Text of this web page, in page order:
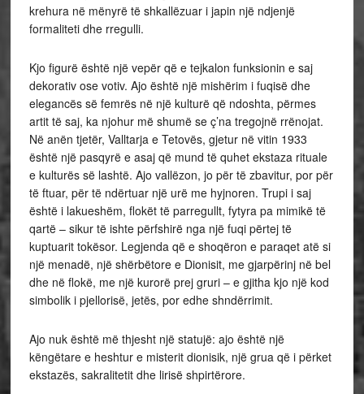
krehura në mënyrë të shkallëzuar i japin një ndjenjë
formaliteti dhe rregulli.
Kjo figurë është një vepër që e tejkalon funksionin e saj
dekorativ ose votiv. Ajo është një mishërim i fuqisë dhe
elegancës së femrës në një kulturë që ndoshta, përmes
artit të saj, ka njohur më shumë se ç’na tregojnë rrënojat.
Në anën tjetër, Valltarja e Tetovës, gjetur në vitin 1933
është një pasqyrë e asaj që mund të quhet ekstaza rituale
e kulturës së lashtë. Ajo vallëzon, jo për të zbavitur, por për
të ftuar, për të ndërtuar një urë me hyjnoren. Trupi i saj
është i lakueshëm, flokët të parregullt, fytyra pa mimikë të
qartë – sikur të ishte përfshirë nga një fuqi përtej të
kuptuarit tokësor. Legjenda që e shoqëron e paraqet atë si
një menadë, një shërbëtore e Dionisit, me gjarpërinj në bel
dhe në flokë, me një kurorë prej gruri – e gjitha kjo një kod
simbolik i pjellorisë, jetës, por edhe shndërrimit.
Ajo nuk është më thjesht një statujë: ajo është një
këngëtare e heshtur e misterit dionisik, një grua që i përket
ekstazës, sakralitetit dhe lirisë shpirtërore.